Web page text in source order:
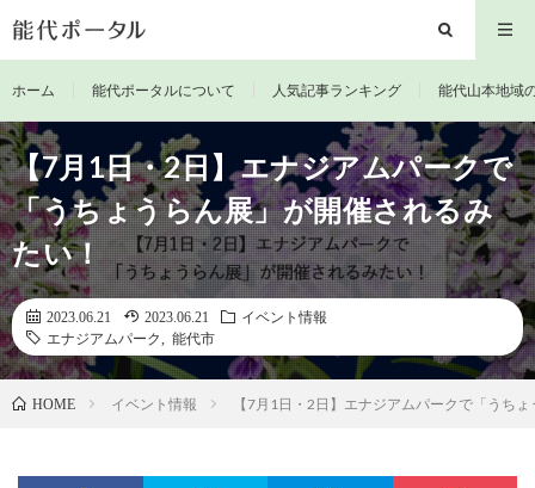
ホーム 能代ポータルについて 人気記事ランキング 能代山本地域
【7月1日・2日】エナジアムパークで
「うちょうらん展」が開催されるみ
たい！
2023.06.21 2023.06.21
イベント情報
エナジアムパーク
能代市
HOME イベント情報 【7月1日・2日】エナジアムパークで「うち